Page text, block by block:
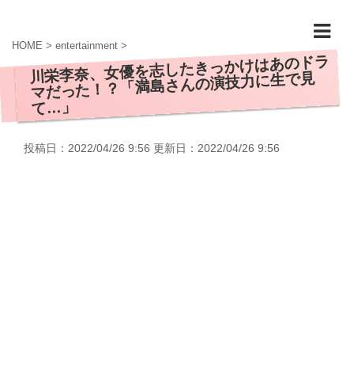
HOME > entertainment >
川栄李奈、女優を志したきっかけはあのドラ
マだった！？「満島さんの演技力に生で見
て…」
投稿日：2022/04/26 9:56 更新日： 2022/04/26 9:56